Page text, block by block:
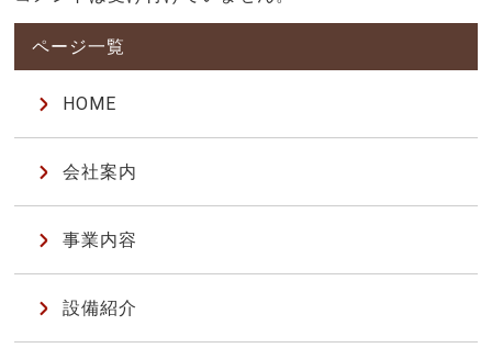
HOME
会社案内
事業内容
設備紹介